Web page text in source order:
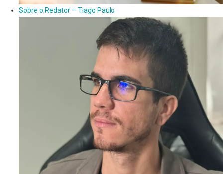
Sobre o Redator – Tiago Paulo